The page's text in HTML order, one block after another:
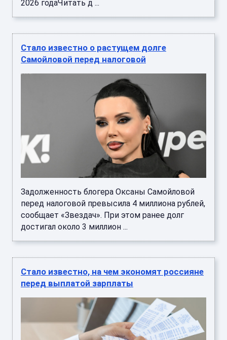
Задолженность блогера Оксаны Самойловой
перед налоговой превысила 4 миллиона рублей,
сообщает «Звездач». При этом ранее долг
достигал около 3 миллион ...
Стало известно, на чем экономят россияне
перед выплатой зарплаты
После 22-го числа месяца — перед выплатой
зарплаты — россияне начинают сокращать
число заказов косметики и электроники. Так,
заказы косметики снижают ...